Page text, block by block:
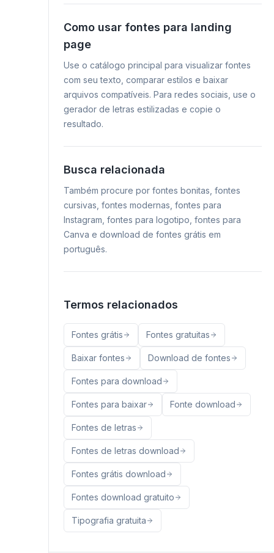
Como usar fontes para landing
page
Use o catálogo principal para visualizar fontes
com seu texto, comparar estilos e baixar
arquivos compatíveis. Para redes sociais, use o
gerador de letras estilizadas e copie o
resultado.
Busca relacionada
Também procure por fontes bonitas, fontes
cursivas, fontes modernas, fontes para
Instagram, fontes para logotipo, fontes para
Canva e download de fontes grátis em
português.
Termos relacionados
Fontes grátis Fontes gratuitas
Baixar fontes Download de fontes
Fontes para download
Fontes para baixar Fonte download
Fontes de letras
Fontes de letras download
Fontes grátis download
Fontes download gratuito
Tipografia gratuita